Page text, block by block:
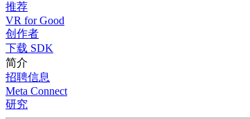
推荐
VR for Good
创作者
下载 SDK
简介
招聘信息
Meta Connect
研究